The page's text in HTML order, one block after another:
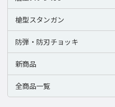
槍型スタンガン
防弾・防刃チョッキ
新商品
全商品一覧